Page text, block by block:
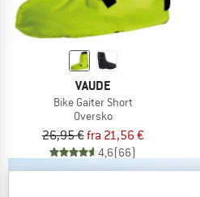
VAUDE
Bike Gaiter Short
Oversko
26,95 €fra 21,56 €
4,6(66)